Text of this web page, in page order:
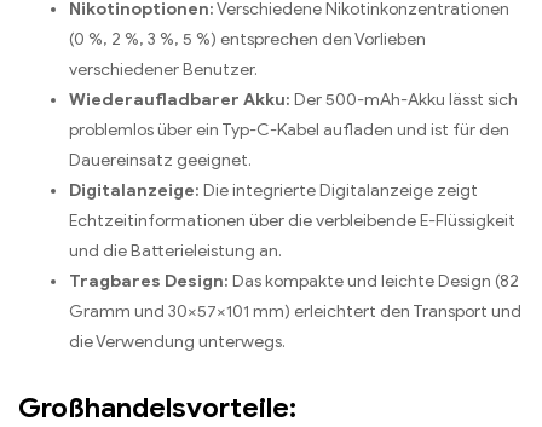
Nikotinoptionen:Verschiedene Nikotinkonzentrationen
(0 %, 2 %, 3 %, 5 %) entsprechen den Vorlieben
verschiedener Benutzer.
Wiederaufladbarer Akku: Der 500-mAh-Akku lässt sich
problemlos über ein Typ-C-Kabel aufladen und ist für den
Dauereinsatz geeignet.
Digitalanzeige: Die integrierte Digitalanzeige zeigt
Echtzeitinformationen über die verbleibende E-Flüssigkeit
und die Batterieleistung an.
Tragbares Design: Das kompakte und leichte Design (82
Gramm und 30×57×101 mm) erleichtert den Transport und
die Verwendung unterwegs.
Großhandelsvorteile: